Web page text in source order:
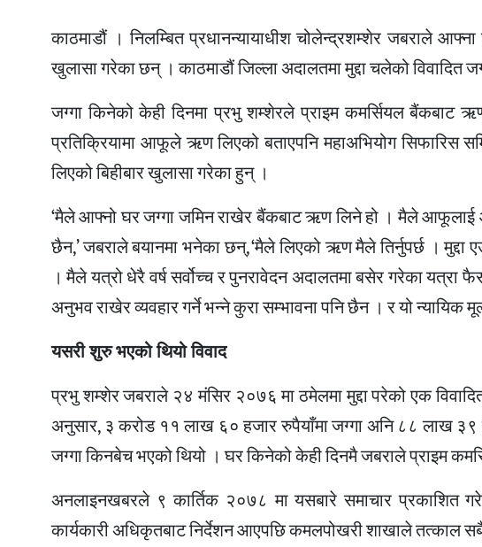
काठमाडौं । निलम्बित प्रधानन्यायाधीश चोलेन्द्रशम्शेर जबराले
खुलासा गरेका छन् । काठमाडौं जिल्ला अदालतमा मुद्दा चलेको विवादित
जग्गा किनेको केही दिनमा प्रभु शम्शेरले प्राइम कमर्सियल
प्रतिक्रियामा आफूले ऋण लिएको बताएपनि महाअभियोग
लिएको बिहीबार खुलासा गरेका हुन् ।
‘मैले आफ्नो घर जग्गा जमिन राखेर बैंकबाट ऋण लिने हो । मैले आफूलाई
छैन,’ जबराले बयानमा भनेका छन्, ‘मैले लिएको ऋण मैले तिर्नुपर्छ ।
। मैले यत्रो धेरै वर्ष सर्वोच्च र पुनरावेदन अदालतमा बसेर गरेका
अनुभव राखेर व्यवहार गर्ने भन्ने कुरा सम्भावना पनि छैन । र यो न्यायिक
यसरी शुरु भएको थियो विवाद
प्रभु शम्शेर जबराले २४ मंसिर २०७६ मा ठमेलमा मुद्दा परेको एक
अनुसार, ३ करोड ११ लाख ६० हजार रुपैयाँमा जग्गा अनि ८८ लाख ३९
जग्गा किनबेच भएको थियो । घर किनेको केही दिनमै जबराले प्राइम
अनलाइनखबरले ९ कार्तिक २०७८ मा यसबारे समाचार प्रकाशित
कार्यकारी अधिकृतबाट निर्देशन आएपछि कमलपोखरी शाखाले तत्काल